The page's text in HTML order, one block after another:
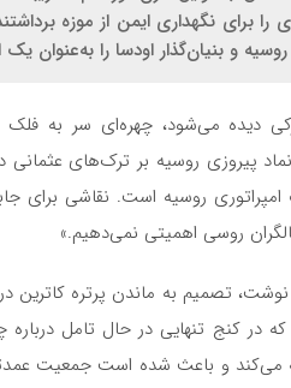
آن بیش از ۱۲هزار اثر هنری را برای نگهداری ایمن
و بنیان‌گذار اودسا را به‌عنوان
دیده می‌‌شود، چهره‌‌ای سر به
روسیه است. نقاشی برای
روسی اهمیتی نمی‌‌دهیم.»
نیویورک‌تایمز نوشت، تصمیم به ماندن پرتره
در کنج تنهایی در حال تامل
می‌کند و باعث شده است جمعیت